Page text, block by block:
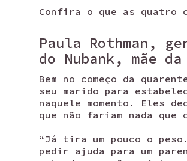
Confira o que as quatro
Paula Rothman,
do Nubank, mãe
Bem no começo da
seu marido para
naquele momento. Eles
que não fariam nada
“Já tira um pouco o
pedir ajuda para um